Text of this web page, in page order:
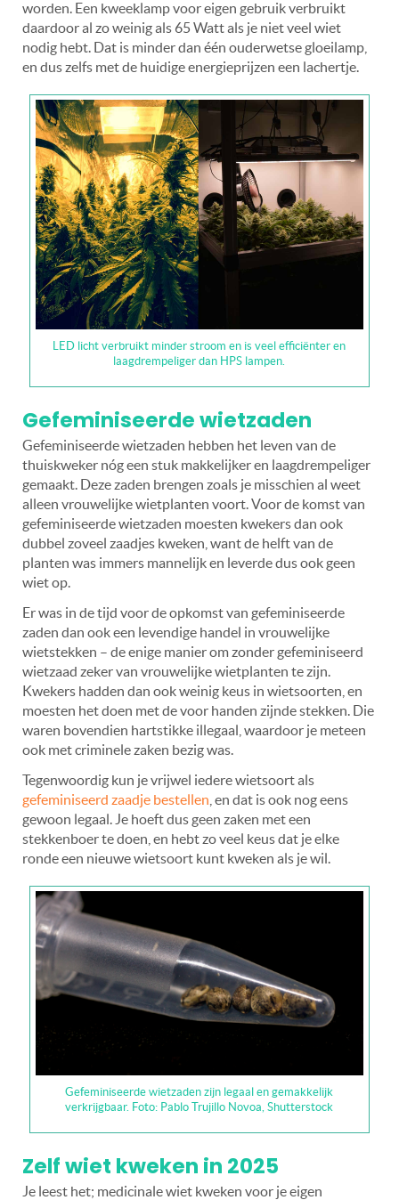
worden. Een kweeklamp voor eigen gebruik verbruikt
daardoor al zo weinig als 65 Watt als je niet veel wiet
nodig hebt. Dat is minder dan één ouderwetse gloeilamp,
en dus zelfs met de huidige energieprijzen een lachertje.
LED licht verbruikt minder stroom en is veel efficiënter en
laagdrempeliger dan HPS lampen.
Gefeminiseerde wietzaden
Gefeminiseerde wietzaden hebben het leven van de
thuiskweker nóg een stuk makkelijker en laagdrempeliger
gemaakt. Deze zaden brengen zoals je misschien al weet
alleen vrouwelijke wietplanten voort. Voor de komst van
gefeminiseerde wietzaden moesten kwekers dan ook
dubbel zoveel zaadjes kweken, want de helft van de
planten was immers mannelijk en leverde dus ook geen
wiet op.
Er was in de tijd voor de opkomst van gefeminiseerde
zaden dan ook een levendige handel in vrouwelijke
wietstekken – de enige manier om zonder gefeminiseerd
wietzaad zeker van vrouwelijke wietplanten te zijn.
Kwekers hadden dan ook weinig keus in wietsoorten, en
moesten het doen met de voor handen zijnde stekken. Die
waren bovendien hartstikke illegaal, waardoor je meteen
ook met criminele zaken bezig was.
Tegenwoordig kun je vrijwel iedere wietsoort als
gefeminiseerd zaadje bestellen , en dat is ook nog eens
gewoon legaal. Je hoeft dus geen zaken met een
stekkenboer te doen, en hebt zo veel keus dat je elke
ronde een nieuwe wietsoort kunt kweken als je wil.
Gefeminiseerde wietzaden zijn legaal en gemakkelijk
verkrijgbaar. Foto: Pablo Trujillo Novoa, Shutterstock
Zelf wiet kweken in 2025
Je leest het; medicinale wiet kweken voor je eigen